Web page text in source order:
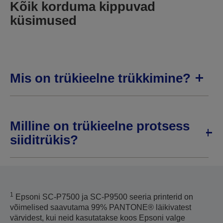
Kõik korduma kippuvad
küsimused
Mis on trükieelne trükkimine?
Milline on trükieelne protsess
siiditrükis?
1
Epsoni SC-P7500 ja SC-P9500 seeria printerid on
võimelised saavutama 99% PANTONE® läikivatest
värvidest, kui neid kasutatakse koos Epsoni valge